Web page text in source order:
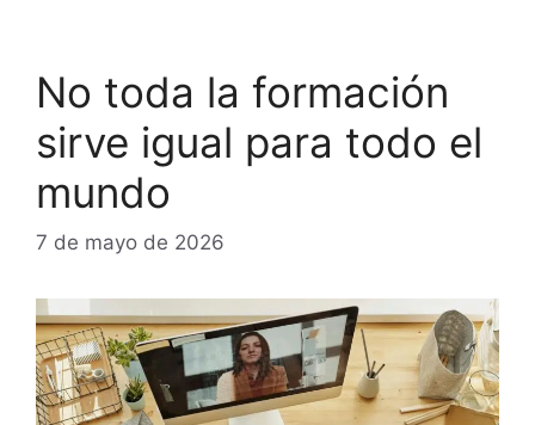
No toda la formación
sirve igual para todo el
mundo
7 de mayo de 2026